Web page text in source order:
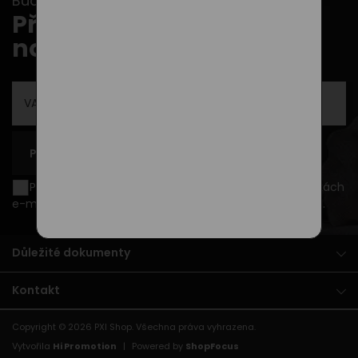
Přihlašte se k odběru
novinek
PŘIHLÁSIT SE K ODBĚRU
Přeji si být informován o novinkách a akčních nabídkách
e-mailem a souhlasím se
.
Důležité dokumenty
Kontakt
Copyright © 2026 PXI Shop . Všechna práva vyhrazena.
Vytvořila Hi Promotion Powered by ShopFocus